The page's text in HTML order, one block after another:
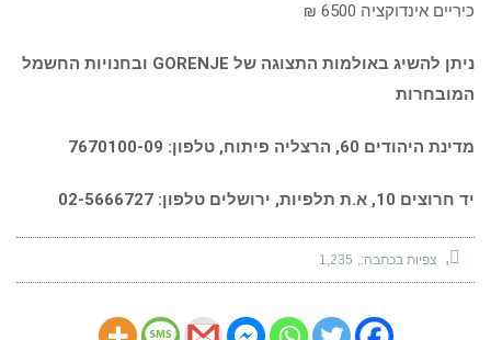
כיריים אינדוקציה 6500 ₪
ניתן להשיג באולמות התצוגה של GORENJE ובחנויות החשמל
המובחרות
מדינת היהודים הרצליה פיתוח, טלפון: 7670100-09
יד חרוצים 10, א.ת תלפיות, ירושלים טלפון: 02-5666727
צפיות בכתבה: 1,235